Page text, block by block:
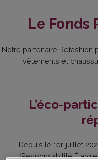
Le Fonds
Notre partenaire Refashion
vêtements et
L’éco-
Depuis le 1er juillet
(Responsabilité